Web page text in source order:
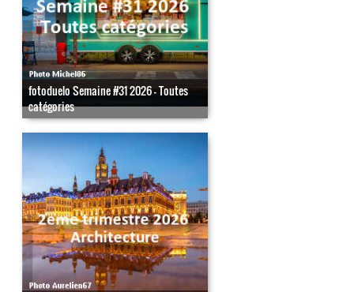
fotoduelo Semaine #31 2026 - Toutes
catégories